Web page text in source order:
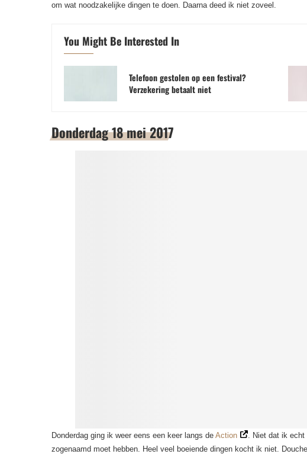
om wat noodzakelijke dingen te doen. Daarna deed ik niet zoveel.
You Might Be Interested In
Telefoon gestolen op een festival?
Verzekering betaalt niet
Donderdag 18 mei 2017
Donderdag ging ik weer eens een keer langs de Action
. Niet dat ik echt
zogenaamd moet hebben. Heel veel boeiende dingen kocht ik niet.